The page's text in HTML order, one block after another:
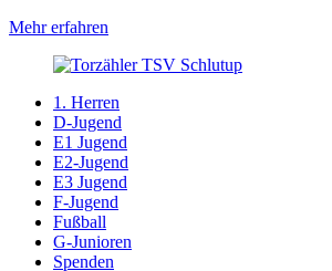
Mehr erfahren
1. Herren
D-Jugend
E1 Jugend
E2-Jugend
E3 Jugend
F-Jugend
Fußball
G-Junioren
Spenden